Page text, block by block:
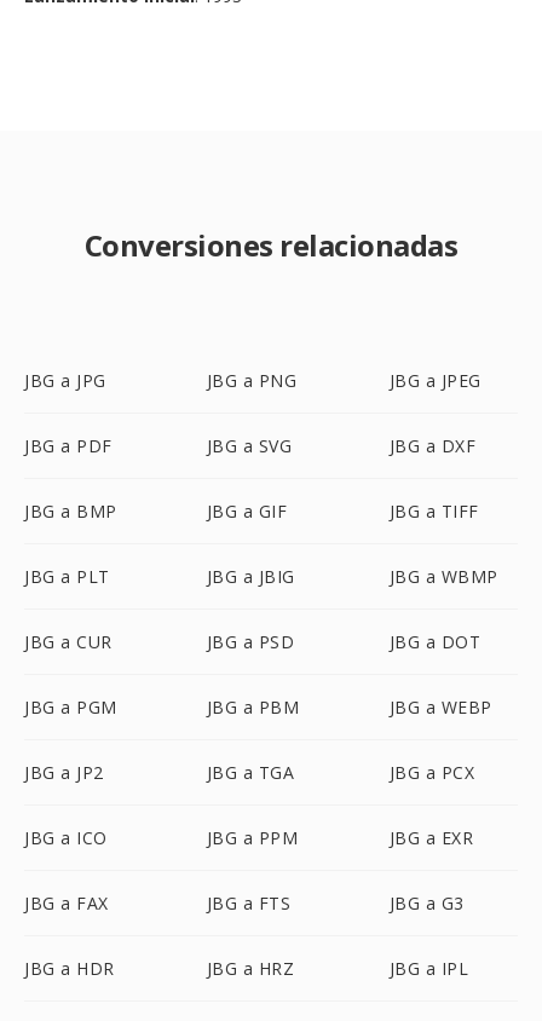
Conversiones relacionadas
JBG a JPG JBG a PNG JBG a JPEG
JBG a PDF JBG a SVG JBG a DXF
JBG a BMP JBG a GIF JBG a TIFF
JBG a PLT JBG a JBIG JBG a WBMP
JBG a CUR JBG a PSD JBG a DOT
JBG a PGM JBG a PBM JBG a WEBP
JBG a JP2 JBG a TGA JBG a PCX
JBG a ICO JBG a PPM JBG a EXR
JBG a FAX JBG a FTS JBG a G3
JBG a HDR JBG a HRZ JBG a IPL